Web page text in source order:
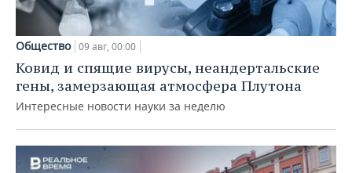
Общество 09 авг, 00:00
Ковид и спящие вирусы, неандертальские
гены, замерзающая атмосфера Плутона
Интересные новости науки за неделю